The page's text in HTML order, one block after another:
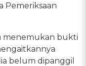
Pemeriksaan
menemukan bukti
belum dipanggil